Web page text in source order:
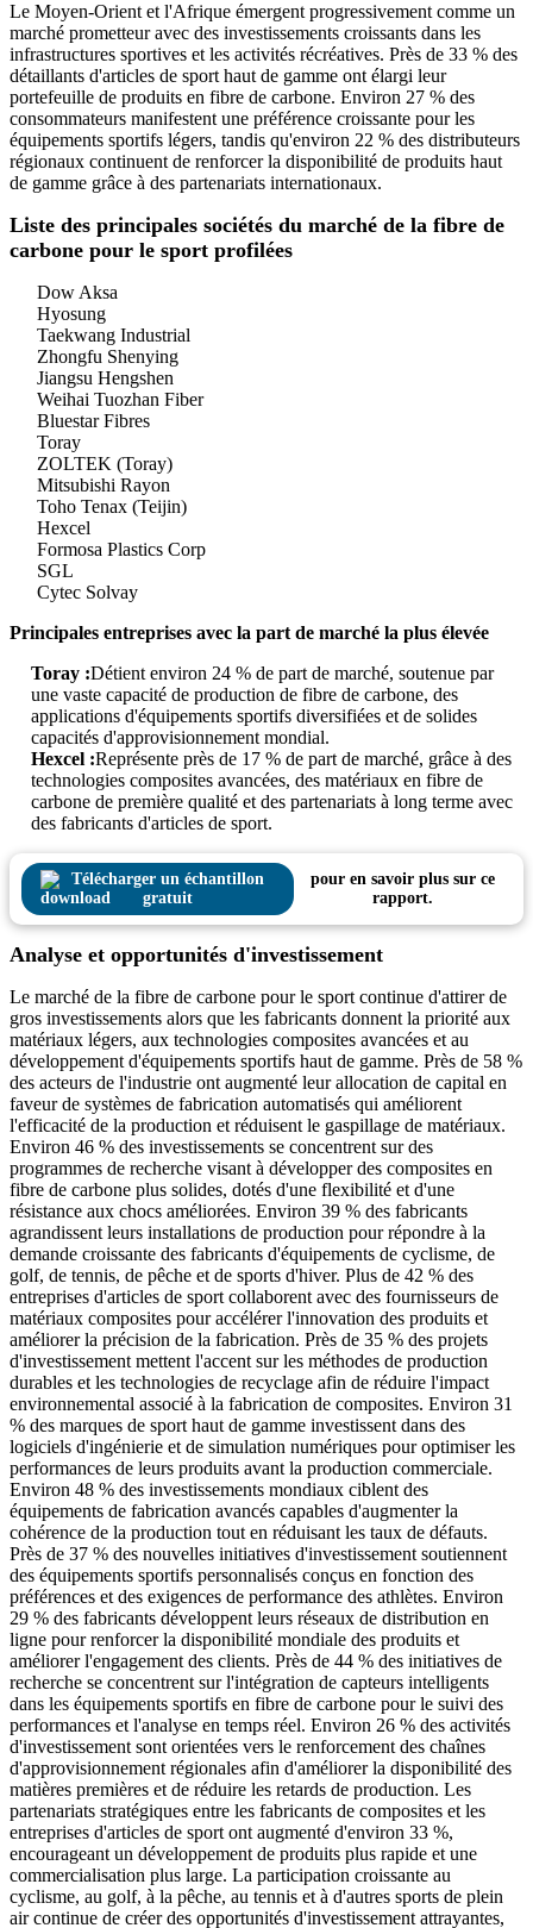
Le Moyen-Orient et l'Afrique émergent progressivement comme un
marché prometteur avec des investissements croissants dans les
infrastructures sportives et les activités récréatives. Près de 33 % des
détaillants d'articles de sport haut de gamme ont élargi leur
portefeuille de produits en fibre de carbone. Environ 27 % des
consommateurs manifestent une préférence croissante pour les
équipements sportifs légers, tandis qu'environ 22 % des distributeurs
régionaux continuent de renforcer la disponibilité de produits haut
de gamme grâce à des partenariats internationaux.
Liste des principales sociétés du marché de la fibre de
carbone pour le sport profilées
Dow Aksa
Hyosung
Taekwang Industrial
Zhongfu Shenying
Jiangsu Hengshen
Weihai Tuozhan Fiber
Bluestar Fibres
Toray
ZOLTEK (Toray)
Mitsubishi Rayon
Toho Tenax (Teijin)
Hexcel
Formosa Plastics Corp
SGL
Cytec Solvay
Principales entreprises avec la part de marché la plus élevée
Toray :Détient environ 24 % de part de marché, soutenue par
une vaste capacité de production de fibre de carbone, des
applications d'équipements sportifs diversifiées et de solides
capacités d'approvisionnement mondial.
Hexcel :Représente près de 17 % de part de marché, grâce à des
technologies composites avancées, des matériaux en fibre de
carbone de première qualité et des partenariats à long terme avec
des fabricants d'articles de sport.
Télécharger un échantillon
gratuit
pour en savoir plus sur ce
rapport.
Analyse et opportunités d'investissement
Le marché de la fibre de carbone pour le sport continue d'attirer de
gros investissements alors que les fabricants donnent la priorité aux
matériaux légers, aux technologies composites avancées et au
développement d'équipements sportifs haut de gamme. Près de 58 %
des acteurs de l'industrie ont augmenté leur allocation de capital en
faveur de systèmes de fabrication automatisés qui améliorent
l'efficacité de la production et réduisent le gaspillage de matériaux.
Environ 46 % des investissements se concentrent sur des
programmes de recherche visant à développer des composites en
fibre de carbone plus solides, dotés d'une flexibilité et d'une
résistance aux chocs améliorées. Environ 39 % des fabricants
agrandissent leurs installations de production pour répondre à la
demande croissante des fabricants d'équipements de cyclisme, de
golf, de tennis, de pêche et de sports d'hiver. Plus de 42 % des
entreprises d'articles de sport collaborent avec des fournisseurs de
matériaux composites pour accélérer l'innovation des produits et
améliorer la précision de la fabrication. Près de 35 % des projets
d'investissement mettent l'accent sur les méthodes de production
durables et les technologies de recyclage afin de réduire l'impact
environnemental associé à la fabrication de composites. Environ 31
% des marques de sport haut de gamme investissent dans des
logiciels d'ingénierie et de simulation numériques pour optimiser les
performances de leurs produits avant la production commerciale.
Environ 48 % des investissements mondiaux ciblent des
équipements de fabrication avancés capables d'augmenter la
cohérence de la production tout en réduisant les taux de défauts.
Près de 37 % des nouvelles initiatives d'investissement soutiennent
des équipements sportifs personnalisés conçus en fonction des
préférences et des exigences de performance des athlètes. Environ
29 % des fabricants développent leurs réseaux de distribution en
ligne pour renforcer la disponibilité mondiale des produits et
améliorer l'engagement des clients. Près de 44 % des initiatives de
recherche se concentrent sur l'intégration de capteurs intelligents
dans les équipements sportifs en fibre de carbone pour le suivi des
performances et l'analyse en temps réel. Environ 26 % des activités
d'investissement sont orientées vers le renforcement des chaînes
d'approvisionnement régionales afin d'améliorer la disponibilité des
matières premières et de réduire les retards de production. Les
partenariats stratégiques entre les fabricants de composites et les
entreprises d'articles de sport ont augmenté d'environ 33 %,
encourageant un développement de produits plus rapide et une
commercialisation plus large. La participation croissante au
cyclisme, au golf, à la pêche, au tennis et à d'autres sports de plein
air continue de créer des opportunités d'investissement attrayantes,